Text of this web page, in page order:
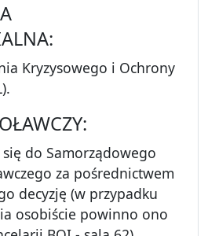
Kryzysowego i Ochrony
do Samorządowego
za pośrednictwem
decyzję (w przypadku
osobiście powinno ono